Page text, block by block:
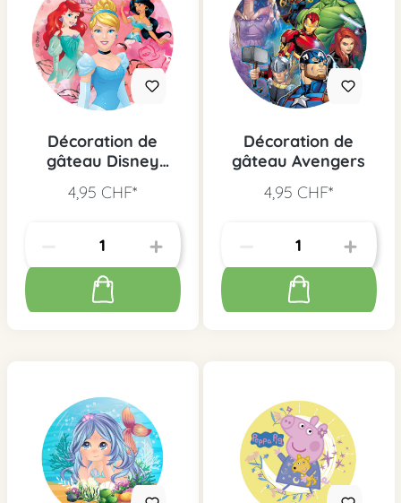
Décoration de
gâteau Disney
4,95 CHF*
Décoration de
gâteau Avengers
4,95 CHF*